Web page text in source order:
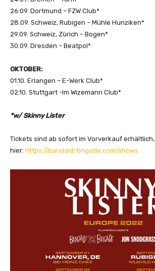
26:09. Dortmund – FZW Club*
28.09. Schweiz, Rubigen – Mühle Hunziken*
29.09. Schweiz, Zürich – Bogen*
30.09. Dresden – Beatpol*
OKTOBER:
01.10. Erlangen – E-Werk Club*
02.10. Stuttgart -Im Wizemann Club*
*w/ Skinny Lister
Tickets sind ab sofort im Vorverkauf erhältlich,
hier: https://bandaid-brigade.com/shows